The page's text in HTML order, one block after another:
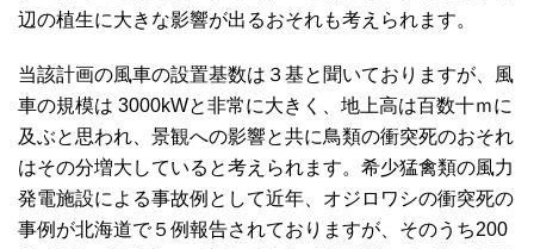
辺の植生に大きな影響が出るおそれも考えられます。
当該計画の風車の設置基数は３基と聞いておりますが、風
車の規模は 3000kWと非常に大きく、地上高は百数十ｍに
及ぶと思われ、景観への影響と共に鳥類の衝突死のおそれ
はその分増大していると考えられます。希少猛禽類の風力
発電施設による事故例として近年、オジロワシの衝突死の
事例が北海道で５例報告されておりますが、そのうち200